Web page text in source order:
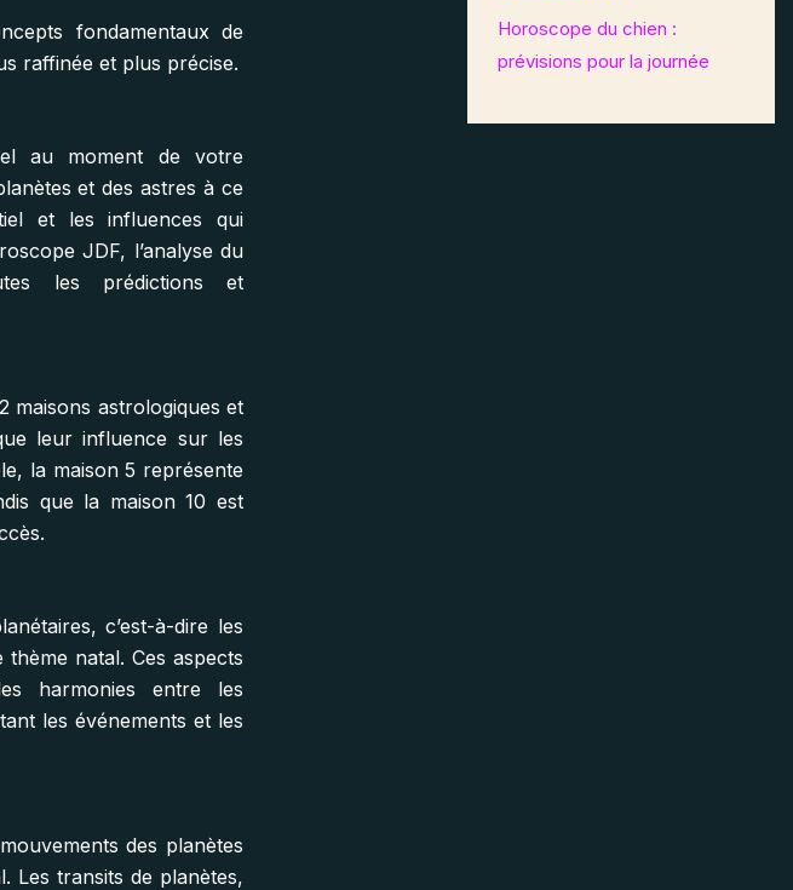
fondamentaux de
raffinée et plus précise.
au moment de votre
et des astres à ce
et les influences qui
JDF, l’analyse du
les prédictions et
maisons astrologiques et
leur influence sur les
la maison 5 représente
que la maison 10 est
c’est-à-dire les
natal. Ces aspects
harmonies entre les
les événements et les
des planètes
Les transits de planètes,
Horoscope du chien :
prévisions pour la journée